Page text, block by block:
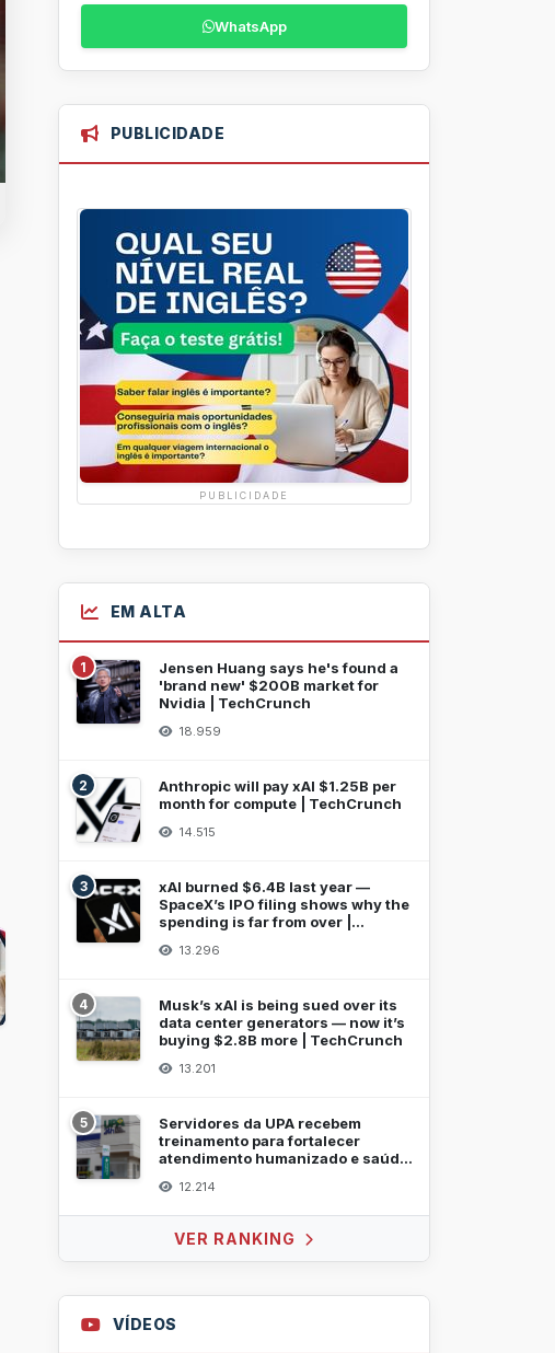
WhatsApp
PUBLICIDADE
PUBLICIDADE
EM ALTA
1
Jensen Huang says he's found a
'brand new' $200B market for
Nvidia | TechCrunch
18.959
2
Anthropic will pay xAI $1.25B per
month for compute | TechCrunch
14.515
3
xAI burned $6.4B last year —
SpaceX’s IPO filing shows why the
spending is far from over |
13.296
4
Musk’s xAI is being sued over its
data center generators — now it’s
buying $2.8B more | TechCrunch
13.201
5
Servidores da UPA recebem
treinamento para fortalecer
atendimento humanizado e saúde
12.214
VER RANKING
VÍDEOS